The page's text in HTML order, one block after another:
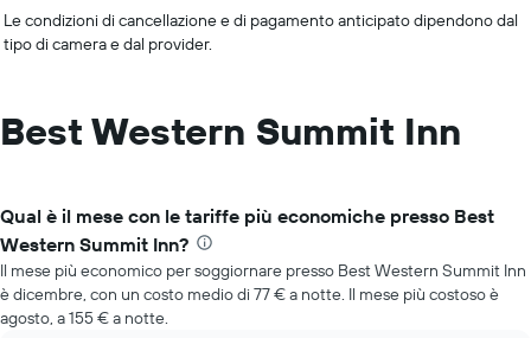
Le condizioni di cancellazione e di pagamento anticipato dipendono dal
tipo di camera e dal provider.
Best Western Summit Inn
Qual è il mese con le tariffe più economiche presso Best
Western Summit Inn?
Il mese più economico per soggiornare presso Best Western Summit Inn
è dicembre, con un costo medio di 77 € a notte. Il mese più costoso è
agosto, a 155 € a notte.